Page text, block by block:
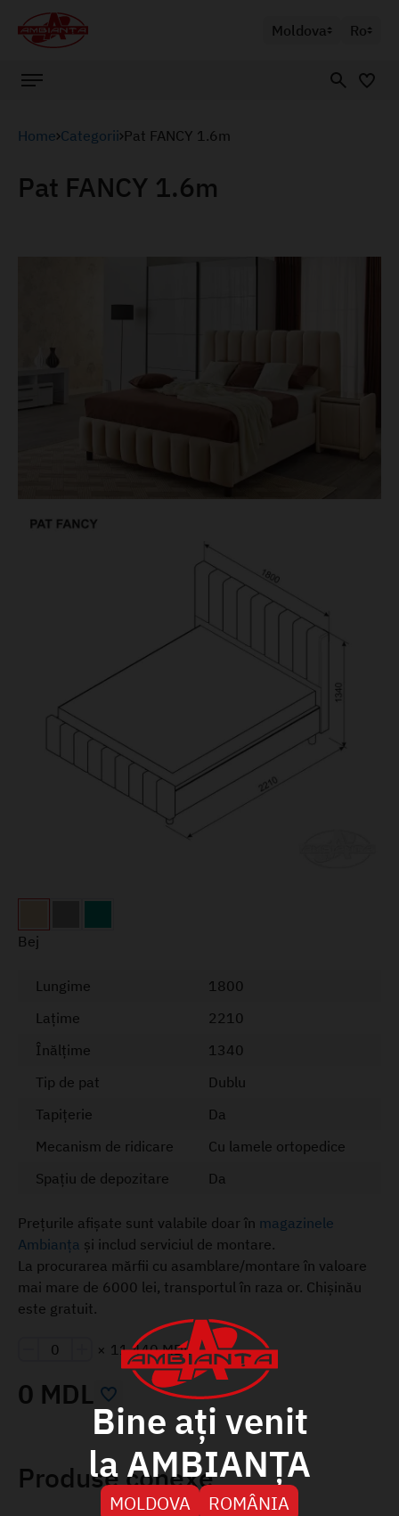
Moldova Ro
Home Categorii Pat FANCY 1.6m
Pat FANCY 1.6m
Bej
Lungime
1800
Lațime
2210
Înălțime
1340
Tip de pat
Dublu
Tapițerie
Da
Mecanism de ridicare
Cu lamele ortopedice
Spațiu de depozitare
Da
Prețurile afișate sunt valabile doar în magazinele
Ambianța și includ serviciul de montare.
La procurarea mărfii cu asamblare/montare în valoare
mai mare de 6000 lei, transportul în raza or. Chișinău
este gratuit.
× 11 440 MDL
0 MDL
Produse conexe
Bine ați venit
la AMBIANȚA
MOLDOVA ROMÂNIA